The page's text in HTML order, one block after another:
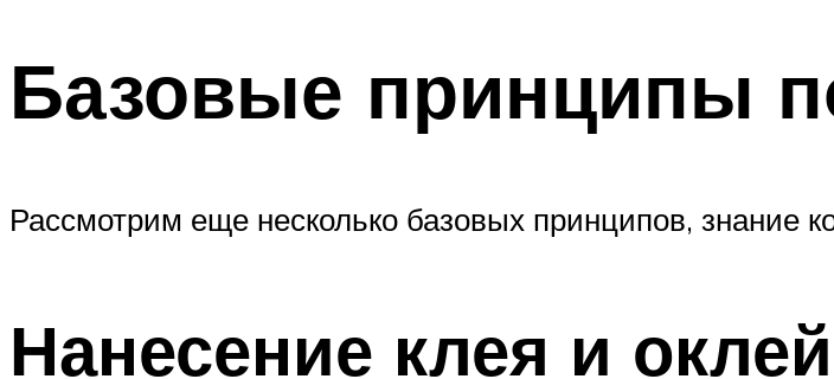
Базовые принципы
Рассмотрим еще несколько базовых принципов, знание
Нанесение клея и